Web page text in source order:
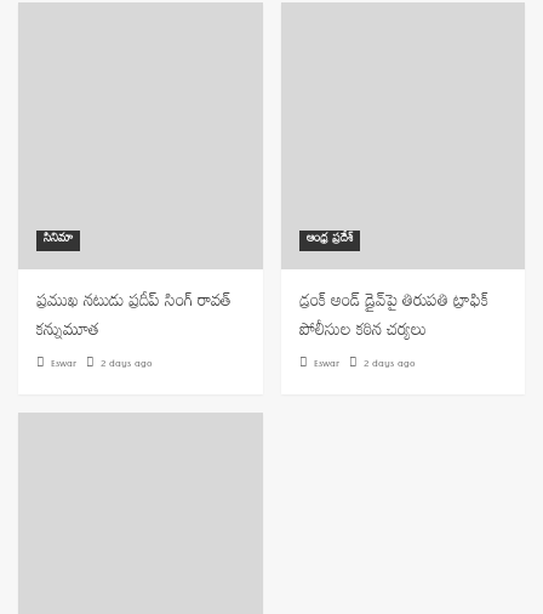
సినిమా
ప్రముఖ నటుడు ప్రదీప్ సింగ్ రావత్
కన్నుమూత
Eswar 2 days ago
ఆంధ్ర ప్రదేశ్
డ్రంక్ అండ్ డ్రైవ్‌పై తిరుపతి ట్రాఫిక్
పోలీసుల కఠిన చర్యలు
Eswar 2 days ago